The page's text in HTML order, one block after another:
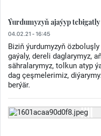
Ýurdumyzyň ajaýyp
04.02.21 - 16:45
Biziň ýurdumyzyň
gaýaly, dereli daglarymyz,
sähralarymyz, tolkun atyp
dag çeşmelerimiz,
berýär.